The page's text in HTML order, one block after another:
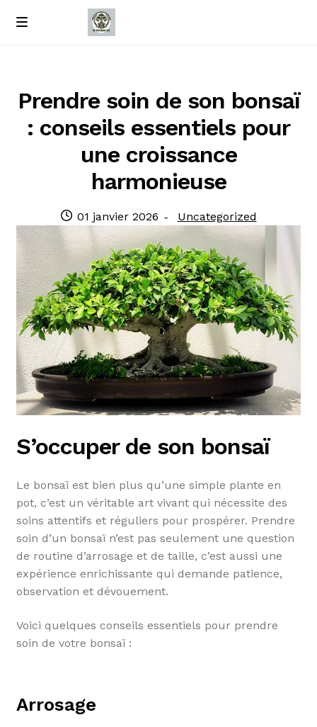
Passer
Passer
M
À propos de nous
Contact
Prendre soin de son bonsaï
: conseils essentiels pour
une croissance
harmonieuse
Publié
le
01 janvier 2026
Catégorie
:
Uncategorized
S’occuper de son bonsaï
Le bonsaï est bien plus qu’une simple plante en
pot, c’est un véritable art vivant qui nécessite des
soins attentifs et réguliers pour prospérer. Prendre
soin d’un bonsaï n’est pas seulement une question
de routine d’arrosage et de taille, c’est aussi une
expérience enrichissante qui demande patience,
observation et dévouement.
Voici quelques conseils essentiels pour prendre
soin de votre bonsaï :
Arrosage